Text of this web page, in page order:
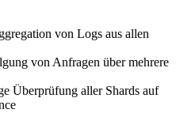
von Logs aus allen
von Anfragen über mehrere
Überprüfung aller Shards auf